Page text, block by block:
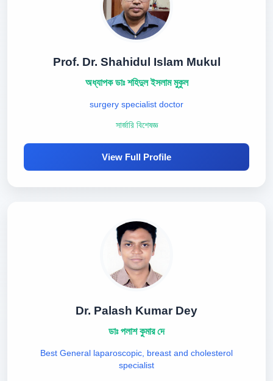
Prof. Dr. Shahidul Islam Mukul
অধ্যাপক ডাঃ শহিদুল ইসলাম মুকুল
surgery specialist doctor
সার্জারি বিশেষজ্ঞ
View Full Profile
Dr. Palash Kumar Dey
ডাঃ পলাশ কুমার দে
Best General laparoscopic, breast and cholesterol
specialist